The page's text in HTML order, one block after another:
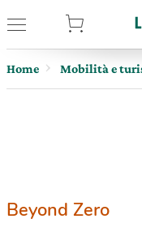
Home Mobilità e
Beyond Zero